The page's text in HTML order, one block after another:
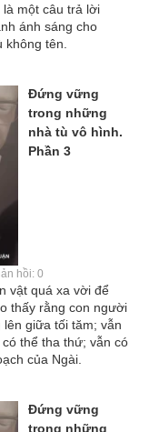
một câu trả lời
ánh sáng cho
tên.
Đứng vững
trong những
nhà tù vô hình.
Phần 3
hồi: 0
vật quá xa vời để
thấy rằng con người
giữa tối tăm; vẫn
thể tha thứ; vẫn có
của Ngài.
Đứng vững
trong những